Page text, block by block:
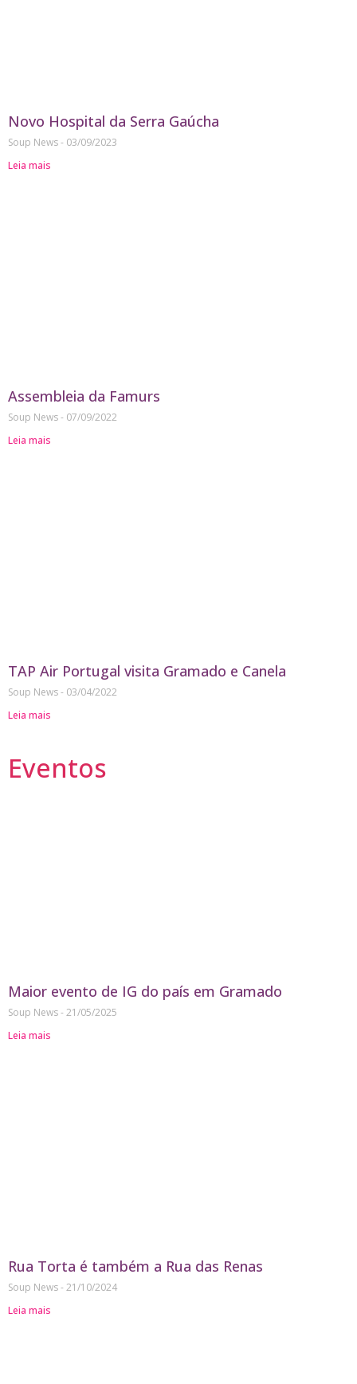
Novo Hospital da Serra Gaúcha
Soup News
03/09/2023
Leia mais
Assembleia da Famurs
Soup News
07/09/2022
Leia mais
TAP Air Portugal visita Gramado e Canela
Soup News
03/04/2022
Leia mais
Eventos
Maior evento de IG do país em Gramado
Soup News 21/05/2025
Leia mais
Rua Torta é também a Rua das Renas
Soup News 21/10/2024
Leia mais